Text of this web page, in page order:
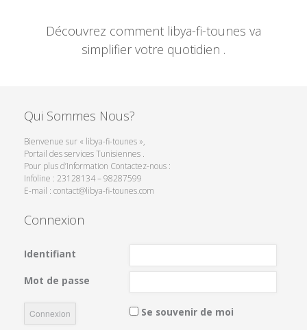
Découvrez comment libya-fi-tounes va
simplifier votre quotidien .
Qui Sommes Nous?
Bienvenue sur « libya-fi-tounes »,
Portail des services Tunisiennes .
Pour plus d’Information Contactez-nous :
Infoline : 23128134 – 98287599
E-mail : contact@libya-fi-tounes.com
Connexion
Identifiant
Mot de passe
Se souvenir de moi